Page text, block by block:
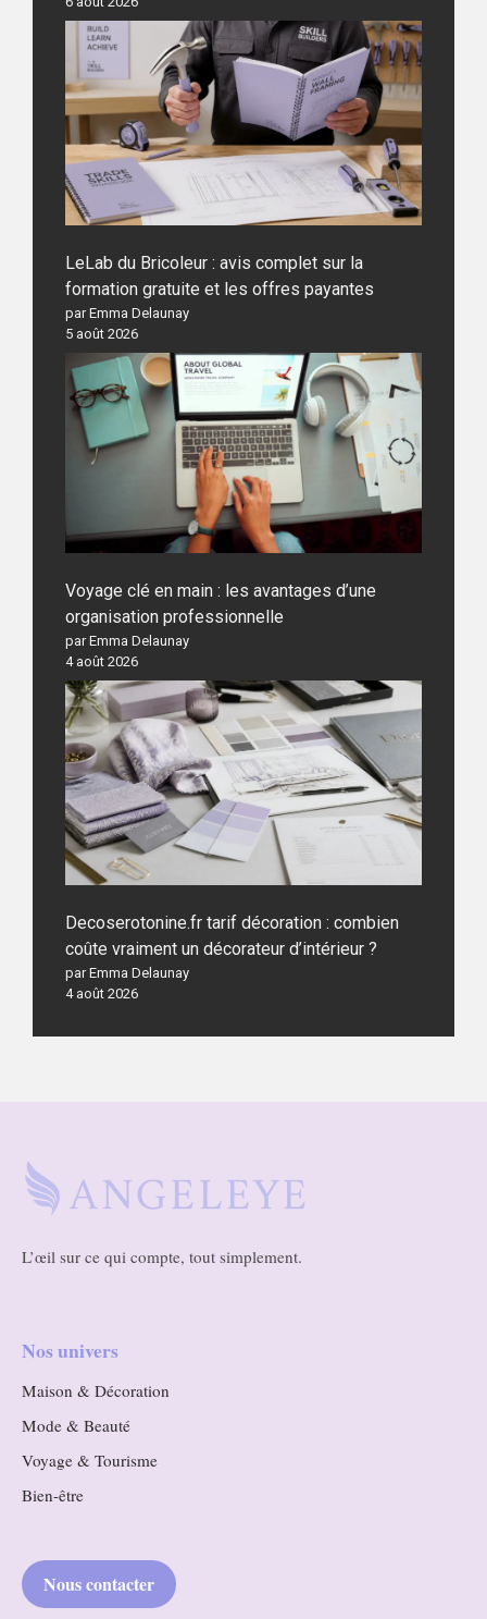
LeLab du Bricoleur : avis complet sur la
formation gratuite et les offres payantes
par Emma Delaunay
5 août 2026
Voyage clé en main : les avantages d’une
organisation professionnelle
par Emma Delaunay
4 août 2026
Decoserotonine.fr tarif décoration : combien
coûte vraiment un décorateur d’intérieur ?
par Emma Delaunay
4 août 2026
L’œil sur ce qui compte, tout simplement.
Nos univers
Maison & Décoration
Mode & Beauté
Voyage & Tourisme
Bien-être
Nous contacter